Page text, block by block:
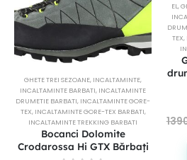
GHETE TREI SEZOANE, INCALTAMINTE,
INCALTAMINTE BARBATI, INCALTAMINTE
DRUMETIE BARBATI, INCALTAMINTE GORE-
TEX, INCALTAMINTE GORE-TEX BARBATI,
INCALTAMINTE TREKKING BARBATI
Bocanci Dolomite
Crodarossa Hi GTX Bărbați
EL,
TEX,